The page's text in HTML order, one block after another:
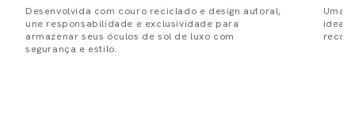
Desenvolvida com couro reciclado e design autoral,
une responsabilidade e exclusividade para
armazenar seus óculos de sol de luxo com
segurança e estilo.
Uma
ideal